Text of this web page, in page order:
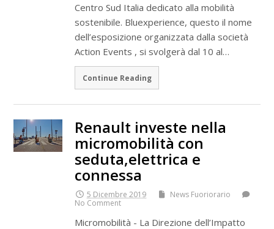
Centro Sud Italia dedicato alla mobilità
sostenibile. Bluexperience, questo il nome
dell’esposizione organizzata dalla società
Action Events , si svolgerà dal 10 al…
Continue Reading
Renault investe nella
micromobilità con
seduta,elettrica e
connessa
5 Dicembre 2019
News Fuoriorario
No Comment
Micromobilità - La Direzione dell’Impatto